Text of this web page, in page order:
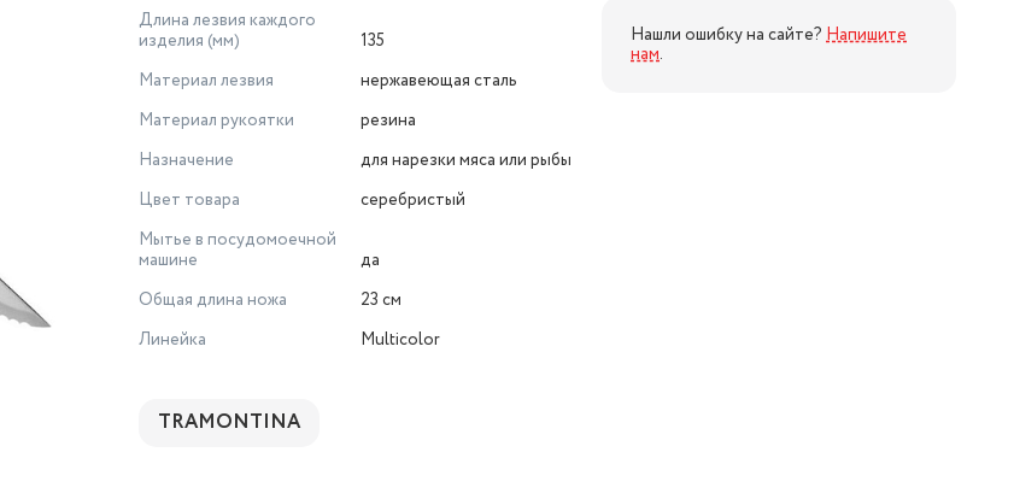
Длина лезвия каждого
изделия (мм)
135
Материал лезвия
нержавеющая сталь
Материал рукоятки
резина
Назначение
для нарезки мяса или рыбы
Цвет товара
серебристый
Мытье в посудомоечной
машине
да
Общая длина ножа
23 см
Линейка
Multicolor
TRAMONTINA
Нашли ошибку на сайте? Напишите
нам.